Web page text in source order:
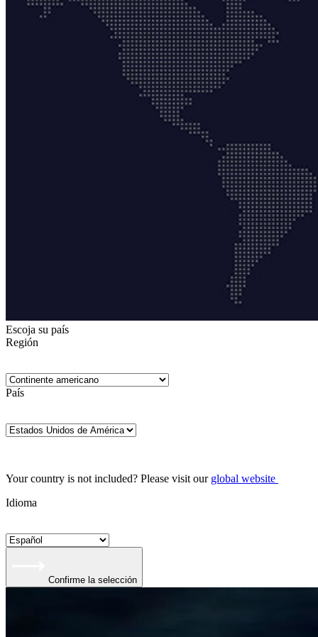
Escoja su país
Región
País
Your country is not included? Please visit our global website
Idioma
Confirme la selección